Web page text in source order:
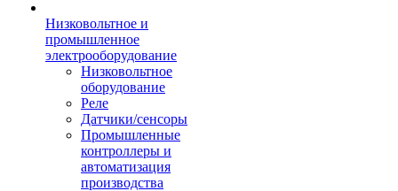
Низковольтное и
промышленное
электрооборудование
Низковольтное
оборудование
Реле
Датчики/сенсоры
Промышленные
контроллеры и
автоматизация
производства